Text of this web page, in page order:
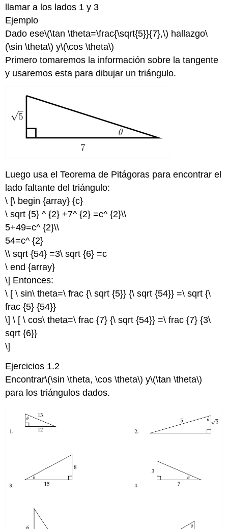
llamar a los lados 1 y 3
Ejemplo
Dado ese\(\tan \theta=\frac{\sqrt{5}}{7},\) hallazgo\
(\sin \theta\) y\(\cos \theta\)
Primero tomaremos la información sobre la tangente
y usaremos esta para dibujar un triángulo.
Luego usa el Teorema de Pitágoras para encontrar el
lado faltante del triángulo:
\ [\ begin {array} {c}
\ sqrt {5} ^ {2} +7^ {2} =c^ {2}\\
5+49=c^ {2}\\
54=c^ {2}
\\ sqrt {54} =3\ sqrt {6} =c
\ end {array}
\] Entonces:
\ [ \ sin\ theta=\ frac {\ sqrt {5}} {\ sqrt {54}} =\ sqrt {\
frac {5} {54}}
\] \ [ \ cos\ theta=\ frac {7} {\ sqrt {54}} =\ frac {7} {3\
sqrt {6}}
\]
Ejercicios 1.2
Encontrar\(\sin \theta, \cos \theta\) y\(\tan \theta\)
para los triángulos dados.